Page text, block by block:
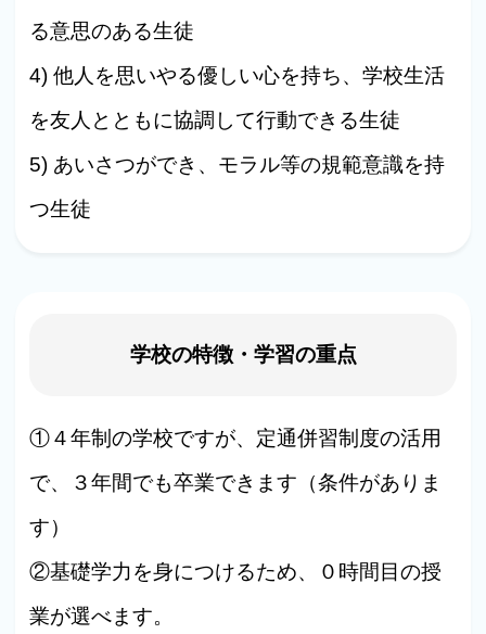
る意思のある生徒
4) 他人を思いやる優しい心を持ち、学校生活
を友人とともに協調して行動できる生徒
5) あいさつができ、モラル等の規範意識を持
つ生徒
学校の特徴・学習の重点
①４年制の学校ですが、定通併習制度の活用
で、３年間でも卒業できます（条件がありま
す）
②基礎学力を身につけるため、０時間目の授
業が選べます。